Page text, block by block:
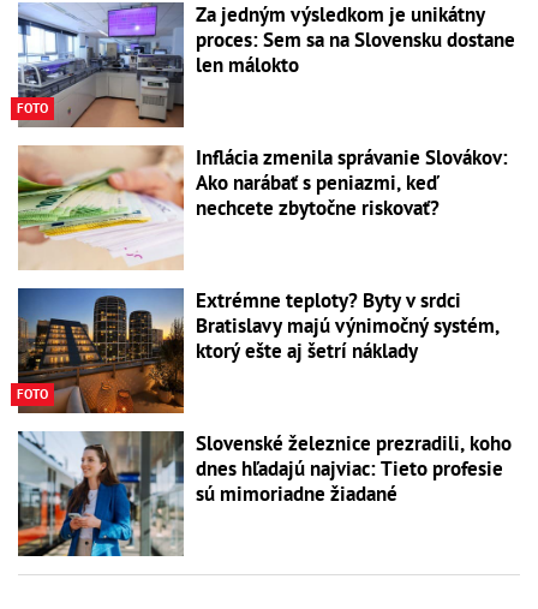
FOTO
Za jedným výsledkom je unikátny
proces: Sem sa na Slovensku dostane
len málokto
Inflácia zmenila správanie Slovákov:
Ako narábať s peniazmi, keď
nechcete zbytočne riskovať?
FOTO
Extrémne teploty? Byty v srdci
Bratislavy majú výnimočný systém,
ktorý ešte aj šetrí náklady
Slovenské železnice prezradili, koho
dnes hľadajú najviac: Tieto profesie
sú mimoriadne žiadané